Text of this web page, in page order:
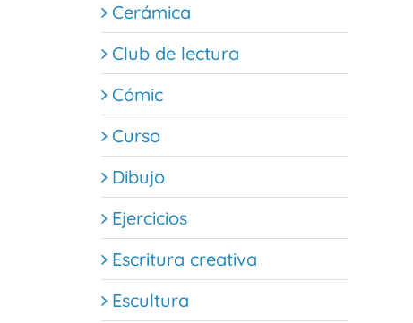
Cerámica
Club de lectura
Cómic
Curso
Dibujo
Ejercicios
Escritura creativa
Escultura